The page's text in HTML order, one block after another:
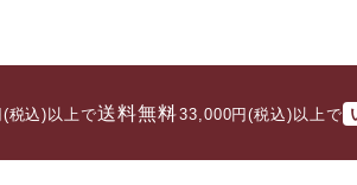
)以上で送料無料/ 33,000円(税込)以上で い